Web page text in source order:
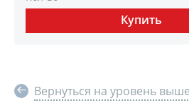
Вернуться на уровень выше